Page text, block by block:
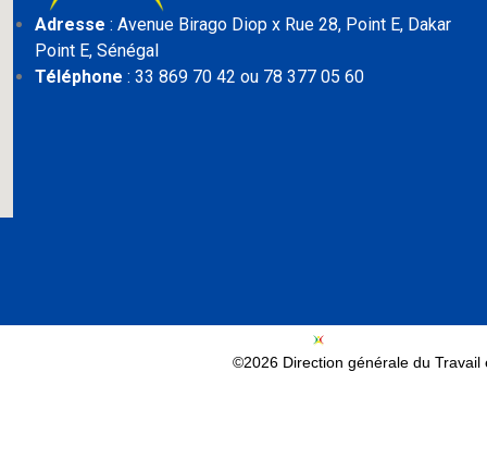
Adresse : Avenue Birago Diop x Rue 28, Point E, Dakar
Point E, Sénégal
Téléphone : 33 869 70 42 ou 78 377 05 60
©2026 Direction générale du Travail